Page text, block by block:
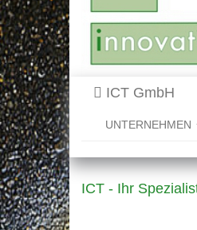
ICT GmbH
UNTERNEHMEN
ICT - Ihr